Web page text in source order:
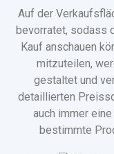
Auf der
bevorratet, sodass
Kauf anschauen
mitzuteilen,
gestaltet und
detaillierten
auch immer
bestimmte